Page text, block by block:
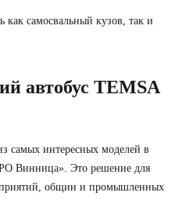
как самосвальный кузов, так и
автобус TEMSA
самых интересных моделей в
Винница». Это решение для
общин и промышленных